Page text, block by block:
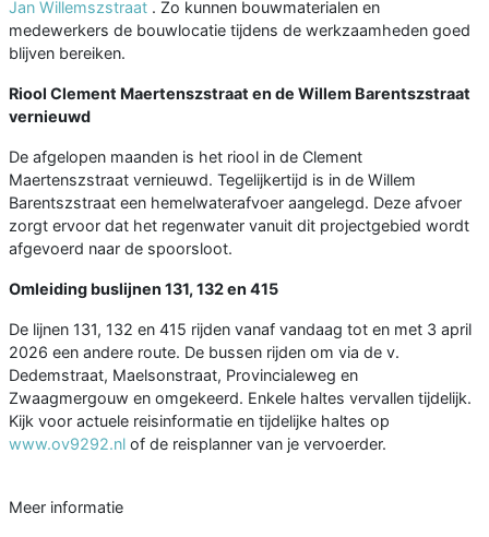
Jan Willemszstraat . Zo kunnen bouwmaterialen en
medewerkers de bouwlocatie tijdens de werkzaamheden goed
blijven bereiken.
Riool Clement Maertenszstraat en de Willem Barentszstraat
vernieuwd
De afgelopen maanden is het riool in de Clement
Maertenszstraat vernieuwd. Tegelijkertijd is in de Willem
Barentszstraat een hemelwaterafvoer aangelegd. Deze afvoer
zorgt ervoor dat het regenwater vanuit dit projectgebied wordt
afgevoerd naar de spoorsloot.
Omleiding buslijnen 131, 132 en 415
De lijnen 131, 132 en 415 rijden vanaf vandaag tot en met 3 april
2026 een andere route. De bussen rijden om via de v.
Dedemstraat, Maelsonstraat, Provincialeweg en
Zwaagmergouw en omgekeerd. Enkele haltes vervallen tijdelijk.
Kijk voor actuele reisinformatie en tijdelijke haltes op
www.ov9292.nl of de reisplanner van je vervoerder.
Meer informatie